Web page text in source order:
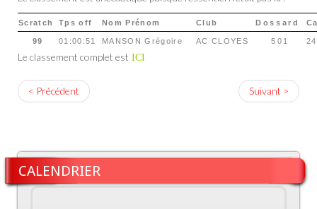
Scratch Tps off Nom Prénom Club Dossard
99 01:00:51 MANSON Grégoire AC CLOYES 501
Le classement complet est ICI
< Précédent Suivant >
CALENDRIER